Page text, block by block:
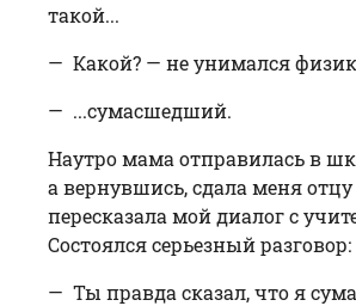
такой...
— Какой? — не унимался
— ...сумасшедший.
Наутро мама отправилась в
а вернувшись, сдала меня
пересказала мой диалог с
Состоялся серьезный разговор:
— Ты правда сказал, что я